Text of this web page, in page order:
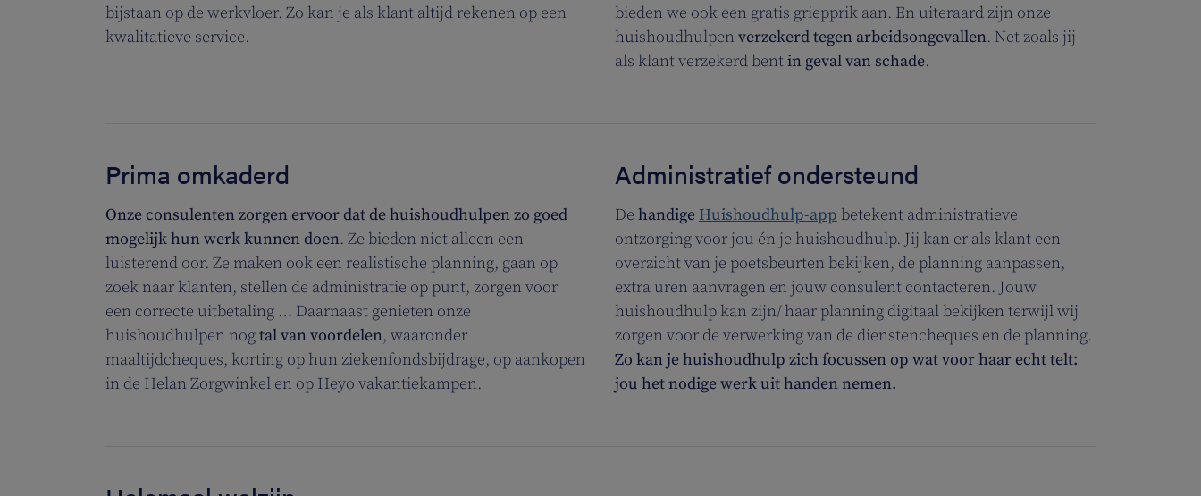
bijstaan op de werkvloer. Zo kan je als klant altijd rekenen op een
kwalitatieve service.
bieden we ook een gratis griepprik aan. En uiteraard zijn onze
huishoudhulpen verzekerd tegen arbeidsongevallen. Net zoals jij
als klant verzekerd bentin geval van schade.
Prima omkaderd
Onze consulenten zorgen ervoor dat de huishoudhulpen zo goed
mogelijk hun werk kunnen doen. Ze bieden niet alleen een
luisterend oor. Ze maken ook een realistische planning, gaan op
zoek naar klanten, stellen de administratie op punt, zorgen voor
een correcte uitbetaling … Daarnaast genieten onze
huishoudhulpen nogtal van voordelen, waaronder
maaltijdcheques, korting op hun ziekenfondsbijdrage, op aankopen
in de Helan Zorgwinkel en op Heyo vakantiekampen.
Administratief ondersteund
De handige Huishoudhulp-app betekent administratieve
ontzorging voor jou én je huishoudhulp. Jij kan er als klant een
overzicht van je poetsbeurten bekijken, de planning aanpassen,
extra uren aanvragen en jouw consulent contacteren. Jouw
huishoudhulp kan zijn/ haar planning digitaal bekijken terwijl wij
zorgen voor de verwerking van de dienstencheques en de planning.
Zo kan je huishoudhulp zich focussen op wat voor haar echt telt:
jou het nodige werk uit handen nemen.